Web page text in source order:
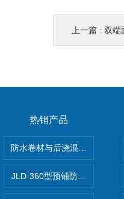
上一篇 : 双端
热销产品
防水卷材与后浇混凝土剥离强
JLD-360型预铺防水卷材抗冲